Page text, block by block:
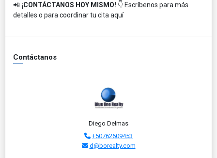
📲 ¡CONTÁCTANOS HOY MISMO! 👇 Escríbenos para más
detalles o para coordinar tu cita aquí
Contáctanos
Diego Delmas
+50762609453
d@borealty.com